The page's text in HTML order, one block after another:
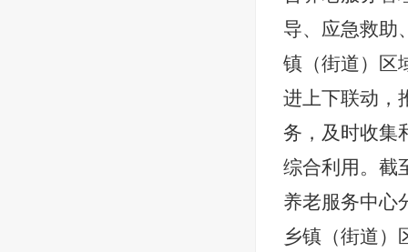
导、应急救助
镇（街道）区
进上下联动，
务，及时收集
综合利用。截
养老服务中心
乡镇（街道）